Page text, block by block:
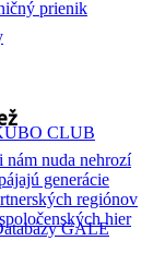
CLUB
GALE